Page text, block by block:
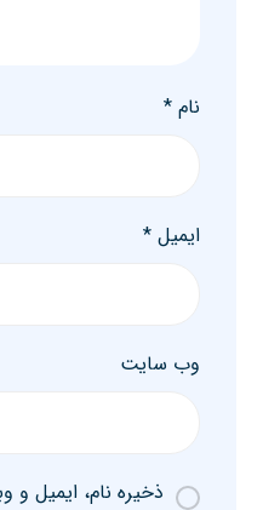
نام*
ایمیل*
وب‌ سایت
ذخیره نام، ایمیل و